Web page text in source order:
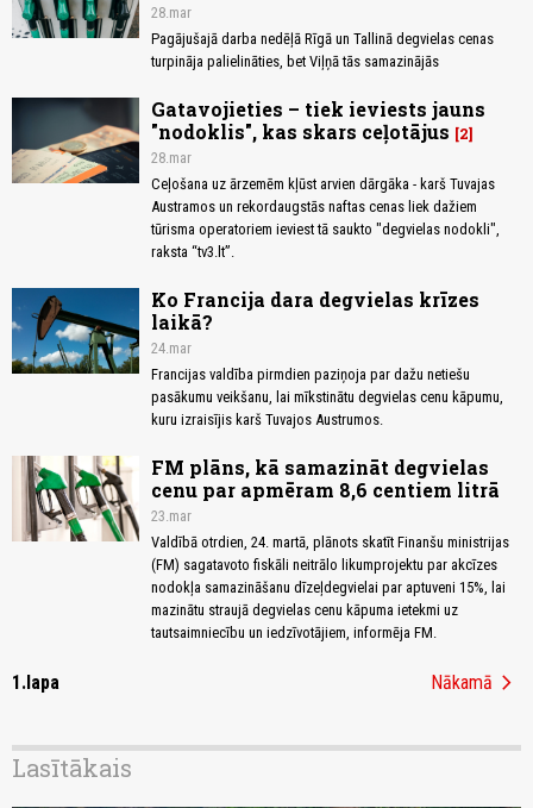
28.mar
Pagājušajā darba nedēļā Rīgā un Tallinā degvielas cenas
turpināja palielināties, bet Viļņā tās samazinājās
Gatavojieties – tiek ieviests jauns
"nodoklis", kas skars ceļotājus
2
28.mar
Ceļošana uz ārzemēm kļūst arvien dārgāka - karš Tuvajas
Austramos un rekordaugstās naftas cenas liek dažiem
tūrisma operatoriem ieviest tā saukto "degvielas nodokli",
raksta “tv3.lt”.
Ko Francija dara degvielas krīzes
laikā?
24.mar
Francijas valdība pirmdien paziņoja par dažu netiešu
pasākumu veikšanu, lai mīkstinātu degvielas cenu kāpumu,
kuru izraisījis karš Tuvajos Austrumos.
FM plāns, kā samazināt degvielas
cenu par apmēram 8,6 centiem litrā
23.mar
Valdībā otrdien, 24. martā, plānots skatīt Finanšu ministrijas
(FM) sagatavoto fiskāli neitrālo likumprojektu par akcīzes
nodokļa samazināšanu dīzeļdegvielai par aptuveni 15%, lai
mazinātu straujā degvielas cenu kāpuma ietekmi uz
tautsaimniecību un iedzīvotājiem, informēja FM.
1.lapa Nākamā chevron_right
Lasītākais